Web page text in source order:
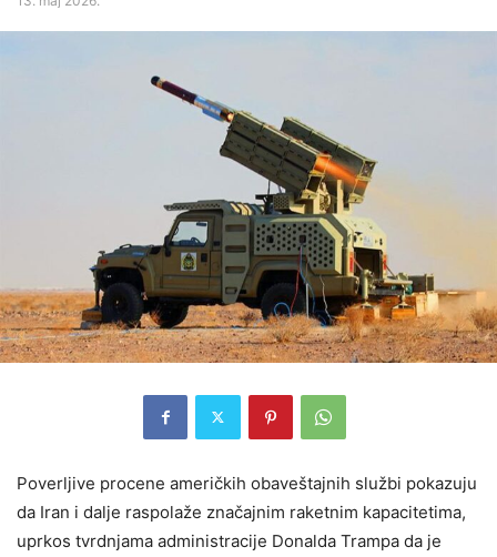
Poverljive procene američkih obaveštajnih službi pokazuju
da Iran i dalje raspolaže značajnim raketnim kapacitetima,
uprkos tvrdnjama administracije Donalda Trampa da je